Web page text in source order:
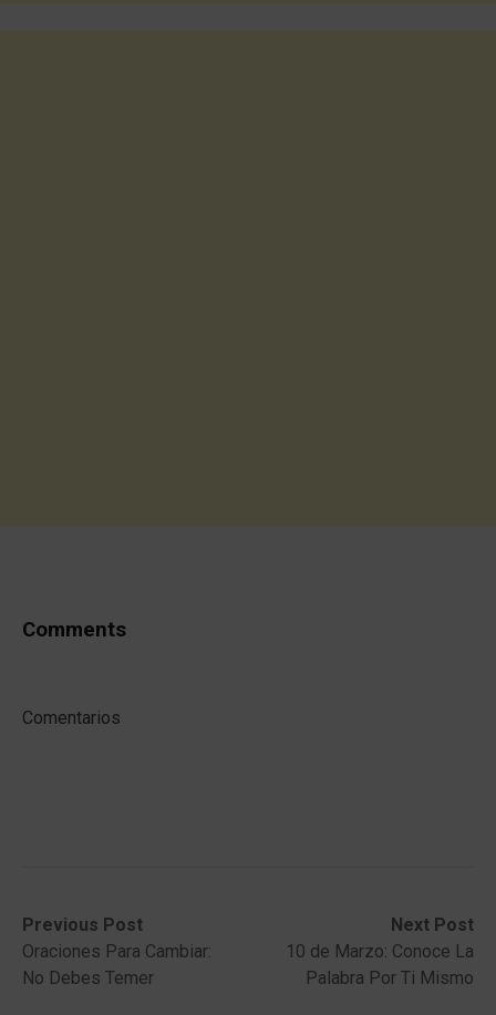
Comments
Comentarios
Post
navigation
Previous Post
Previous
post:Oraciones Para Cambiar:
No Debes Temer
Next Post
Next
post:
10 de Marzo: Conoce La
Palabra Por Ti Mismo